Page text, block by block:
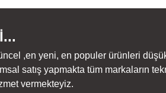
,en yeni, en populer ürünleri
satış yapmakta tüm markaların
vermekteyiz.